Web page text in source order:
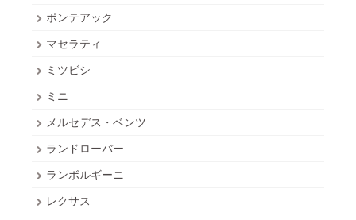
ポンテアック
マセラティ
ミツビシ
ミニ
メルセデス・ベンツ
ランドローバー
ランボルギーニ
レクサス